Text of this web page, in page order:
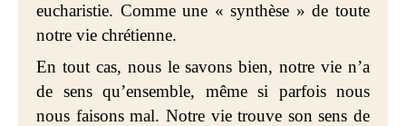
eucharistie. Comme une « synthèse » de toute
notre vie chrétienne.
En tout cas, nous le savons bien, notre vie n’a
de sens qu’ensemble, même si parfois nous
nous faisons mal. Notre vie trouve son sens de